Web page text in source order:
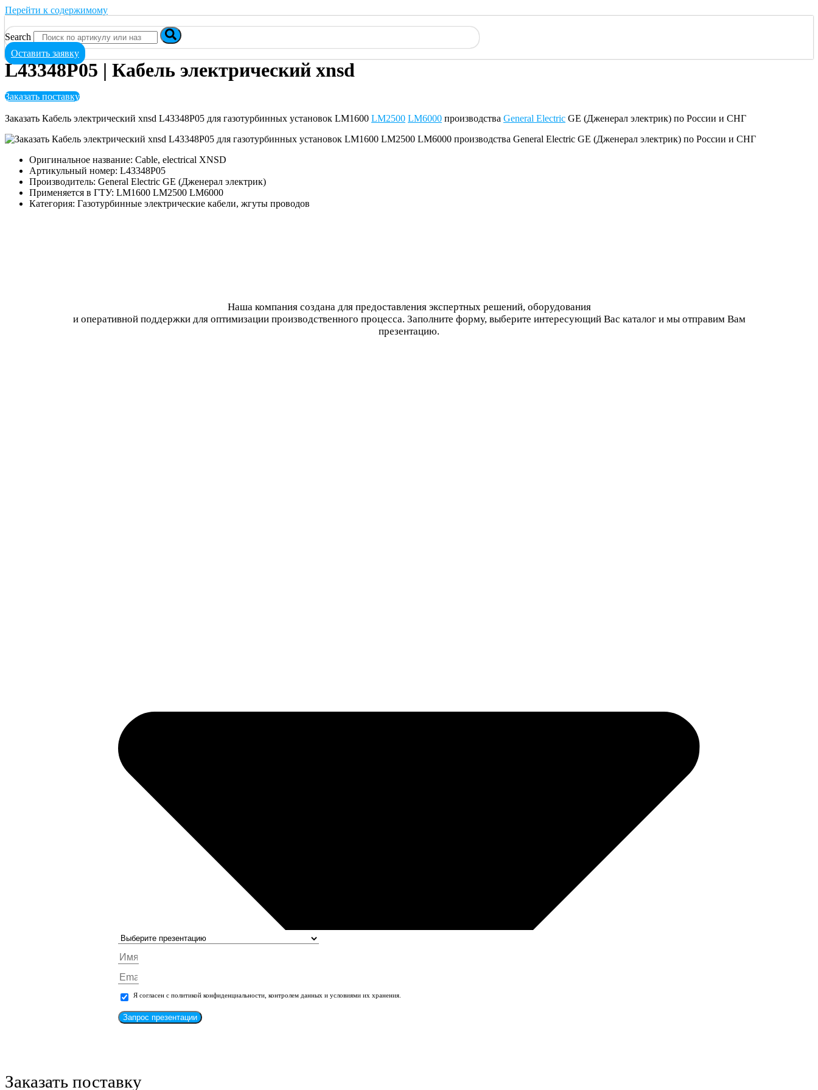
Перейти к содержимому
Search
Оставить заявку
L43348P05 | Кабель электрический xnsd
Заказать поставку
Заказать Кабель электрический xnsd L43348P05 для газотурбинных установок LM1600 LM2500 LM6000 производства General Electric GE (Дженерал электрик) по России и СНГ
Оригинальное название: Cable, electrical XNSD
Артикульный номер: L43348P05
Производитель: General Electric GE (Дженерал электрик)
Применяется в ГТУ: LM1600 LM2500 LM6000
Категория: Газотурбинные электрические кабели, жгуты проводов
Наша компания создана для предоставления экспертных решений, оборудования
и оперативной поддержки для оптимизации производственного процесса. Заполните форму, выберите интересующий Вас каталог и мы отправим Вам
презентацию.
Я согласен с политикой конфиденциальности, контролем данных и условиями их хранения.
Запрос презентации
Заказать поставку